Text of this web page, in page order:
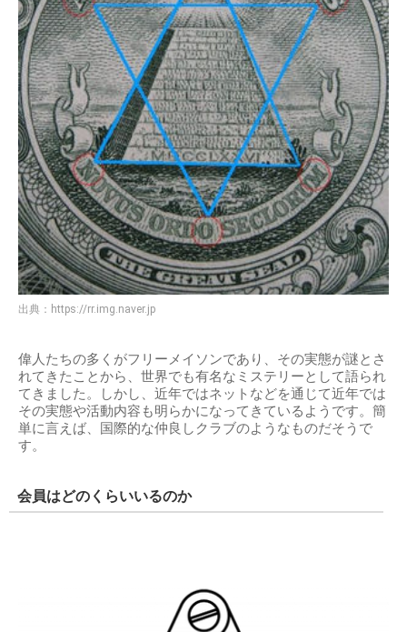
出典： https://rr.img.naver.jp
偉人たちの多くがフリーメイソンであり、その実態が謎とさ
れてきたことから、世界でも有名なミステリーとして語られ
てきました。しかし、近年ではネットなどを通じて近年では
その実態や活動内容も明らかになってきているようです。簡
単に言えば、国際的な仲良しクラブのようなものだそうで
す。
会員はどのくらいいるのか